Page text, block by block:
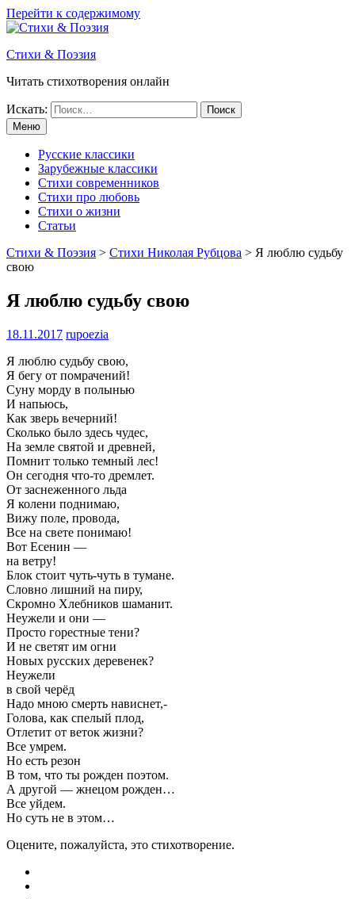
Перейти к содержимому
Стихи & Поэзия
Читать стихотворения онлайн
Искать:
Меню
Русские классики
Зарубежные классики
Стихи современников
Стихи про любовь
Стихи о жизни
Статьи
Стихи & Поэзия > Стихи Николая Рубцова > Я люблю судьбу
свою
Я люблю судьбу свою
18.11.2017 rupoezia
Я люблю судьбу свою,
Я бегу от помрачений!
Суну морду в полынью
И напьюсь,
Как зверь вечерний!
Сколько было здесь чудес,
На земле святой и древней,
Помнит только темный лес!
Он сегодня что-то дремлет.
От заснеженного льда
Я колени поднимаю,
Вижу поле, провода,
Все на свете понимаю!
Вот Есенин —
на ветру!
Блок стоит чуть-чуть в тумане.
Словно лишний на пиру,
Скромно Хлебников шаманит.
Неужели и они —
Просто горестные тени?
И не светят им огни
Новых русских деревенек?
Неужели
в свой черёд
Надо мною смерть нависнет,-
Голова, как спелый плод,
Отлетит от веток жизни?
Все умрем.
Но есть резон
В том, что ты рожден поэтом.
А другой — жнецом рожден…
Все уйдем.
Но суть не в этом…
Оцените, пожалуйста, это стихотворение.